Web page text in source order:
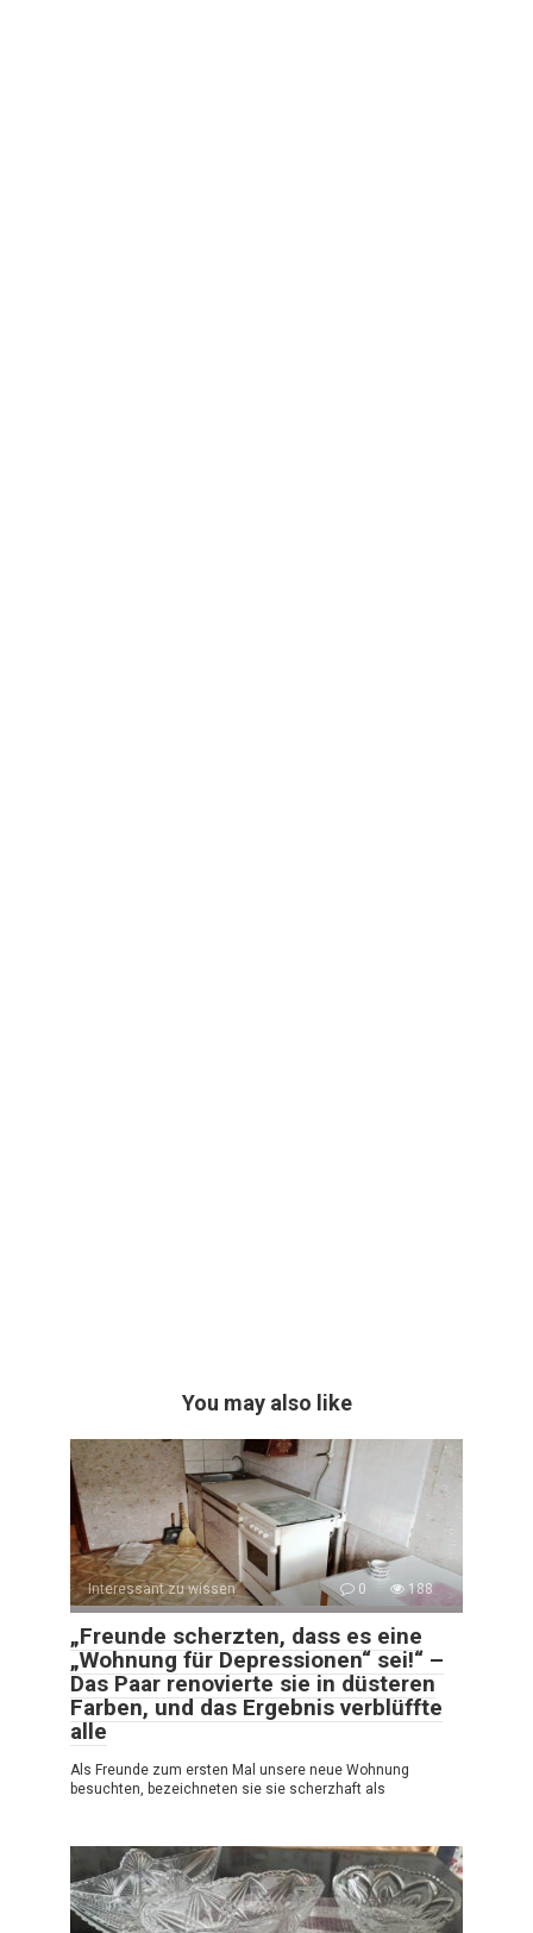
You may also like
Interessant zu wissen 0 188
„Freunde scherzten, dass es eine
„Wohnung für Depressionen“ sei!“ –
Das Paar renovierte sie in düsteren
Farben, und das Ergebnis verblüffte
alle
Als Freunde zum ersten Mal unsere neue Wohnung
besuchten, bezeichneten sie sie scherzhaft als